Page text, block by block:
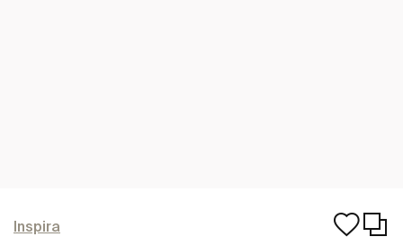
Inspira